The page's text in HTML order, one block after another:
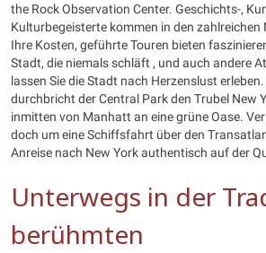
the Rock Observation Center. Geschichts-,
Kulturbegeisterte kommen in den zahlreichen
Ihre Kosten, geführte Touren bieten
Stadt, die niemals schläft , und auch andere
lassen Sie die Stadt nach Herzenslust
durchbricht der Central Park den Trubel New
inmitten von Manhatt an eine grüne Oase.
doch um eine Schiffsfahrt über den
Anreise nach New York authentisch auf der
Unterwegs in der
berühmten